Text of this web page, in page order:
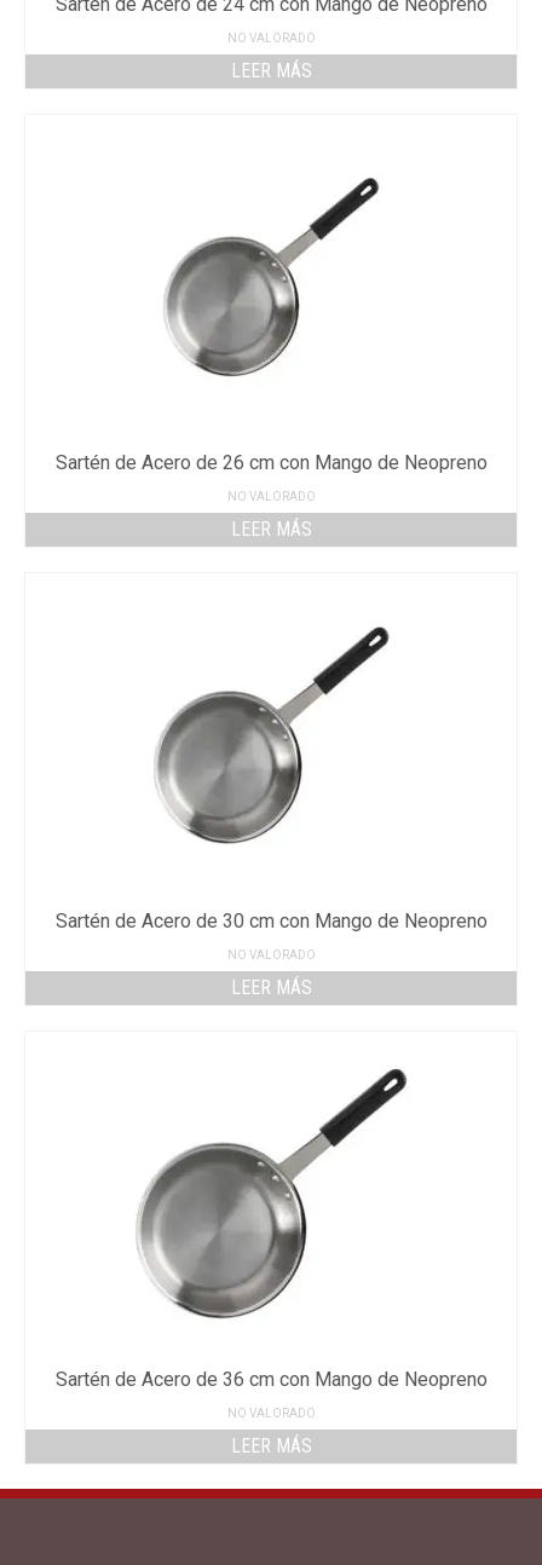
NO VALORADO
LEER MÁS
Sartén de Acero de 26 cm con Mango de Neopreno
NO VALORADO
LEER MÁS
Sartén de Acero de 30 cm con Mango de Neopreno
NO VALORADO
LEER MÁS
Sartén de Acero de 36 cm con Mango de Neopreno
NO VALORADO
LEER MÁS